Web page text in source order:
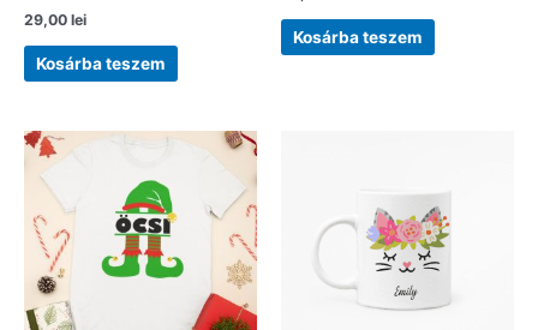
29,00 lei
Kosárba teszem
Kosárba teszem